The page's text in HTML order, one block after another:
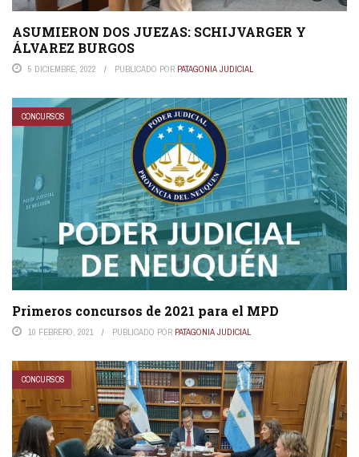
ASUMIERON DOS JUEZAS: SCHIJVARGER Y
ÁLVAREZ BURGOS
5 DICIEMBRE, 2022 PUBLICADO POR PATAGONIA JUDICIAL
CONCURSOS
Primeros concursos de 2021 para el MPD
10 FEBRERO, 2021 PUBLICADO POR PATAGONIA JUDICIAL
CONCURSOS